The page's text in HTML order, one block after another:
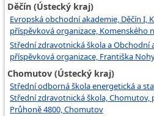
Děčín (Ústecký kraj)
Evropská obchodní akademie, Děčín I,
příspěvková organizace, Komenského
Střední zdravotnická škola a Obchodní
příspěvková organizace, Františka
Chomutov (Ústecký kraj)
Střední odborná škola energetická a
Střední zdravotnická škola, Chomutov,
Průhoně 4800, Chomutov